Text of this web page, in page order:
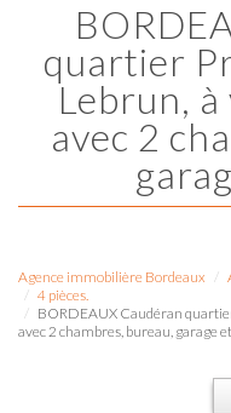
BORDEAUX Caudéran
quartier
Lebrun,
avec 2
Agence immobilière Bordeaux
4 pièces.
BORDEAUX Caudéran
avec 2 chambres, bureau, garage